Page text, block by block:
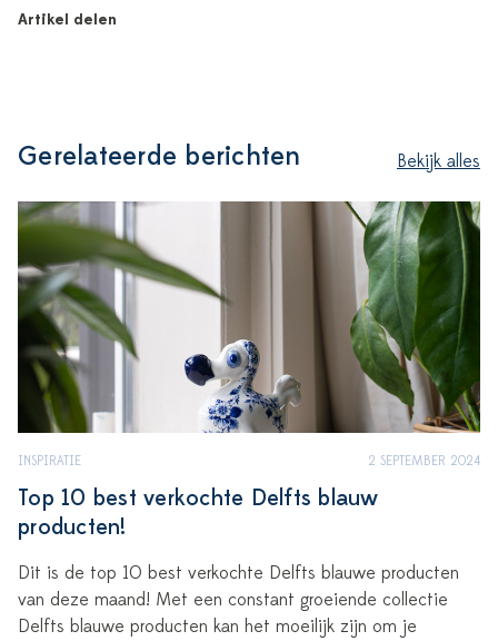
Artikel delen
Gerelateerde berichten Bekijk alles
INSPIRATIE 2 SEPTEMBER 2024
Top 10 best verkochte Delfts blauw
producten!
Dit is de top 10 best verkochte Delfts blauwe producten
van deze maand! Met een constant groeiende collectie
Delfts blauwe producten kan het moeilijk zijn om je